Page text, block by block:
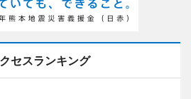
セスランキング